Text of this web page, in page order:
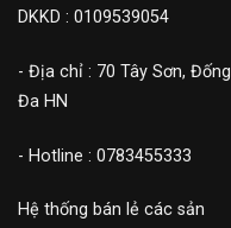
DKKD : 0109539054
- Địa chỉ : 70 Tây Sơn, Đống
Đa HN
- Hotline : 0783455333
Hệ thống bán lẻ các sản